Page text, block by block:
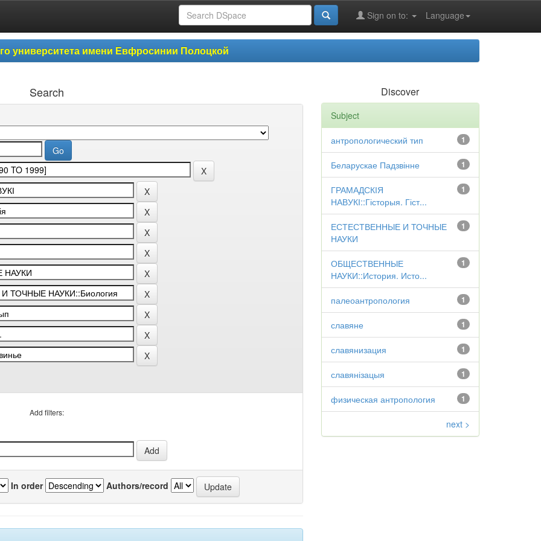
Language
Sign on to:
университета имени Евфросинии Полоцкой
Search
Add filters:
In order Authors/record
Discover
Subject
1
антропологический тип
1
Беларускае Падзвінне
1
ГРАМАДСКІЯ
НАВУКІ::Гісторыя. Гіст...
1
ЕСТЕСТВЕННЫЕ И ТОЧНЫЕ
НАУКИ
1
ОБЩЕСТВЕННЫЕ
НАУКИ::История. Исто...
1
палеоантропология
1
славяне
1
славянизация
1
славянізацыя
1
физическая антропология
next >